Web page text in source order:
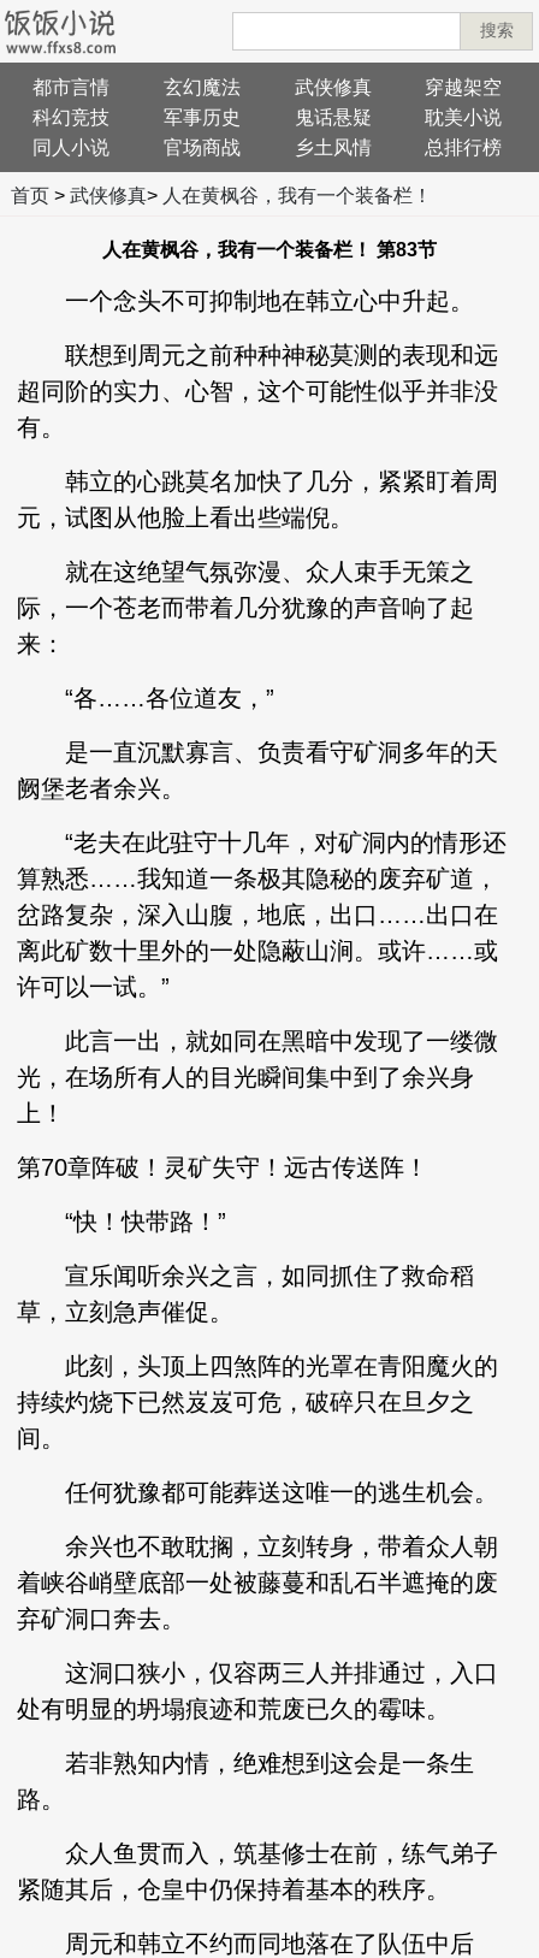
搜索
都市言情 玄幻魔法 武侠修真
穿越架空
科幻竞技
军事历史 鬼话悬疑
耽美小说
同人小说
官场商战 乡土风情 总排行榜
首页> 武侠修真> 人在黄枫谷，我有一个装备栏！
人在黄枫谷，我有一个装备栏！ 第83节
一个念头不可抑制地在韩立心中升起。
联想到周元之前种种神秘莫测的表现和远
超同阶的实力、心智，这个可能性似乎并非没
有。
韩立的心跳莫名加快了几分，紧紧盯着周
元，试图从他脸上看出些端倪。
就在这绝望气氛弥漫、众人束手无策之
际，一个苍老而带着几分犹豫的声音响了起
来：
“各……各位道友，”
是一直沉默寡言、负责看守矿洞多年的天
阙堡老者余兴。
“老夫在此驻守十几年，对矿洞内的情形还
算熟悉……我知道一条极其隐秘的废弃矿道，
岔路复杂，深入山腹，地底，出口……出口在
离此矿数十里外的一处隐蔽山涧。或许……或
许可以一试。”
此言一出，就如同在黑暗中发现了一缕微
光，在场所有人的目光瞬间集中到了余兴身
上！
第70章阵破！灵矿失守！远古传送阵！
“快！快带路！”
宣乐闻听余兴之言，如同抓住了救命稻
草，立刻急声催促。
此刻，头顶上四煞阵的光罩在青阳魔火的
持续灼烧下已然岌岌可危，破碎只在旦夕之
间。
任何犹豫都可能葬送这唯一的逃生机会。
余兴也不敢耽搁，立刻转身，带着众人朝
着峡谷峭壁底部一处被藤蔓和乱石半遮掩的废
弃矿洞口奔去。
这洞口狭小，仅容两三人并排通过，入口
处有明显的坍塌痕迹和荒废已久的霉味。
若非熟知内情，绝难想到这会是一条生
路。
众人鱼贯而入，筑基修士在前，练气弟子
紧随其后，仓皇中仍保持着基本的秩序。
周元和韩立不约而同地落在了队伍中后